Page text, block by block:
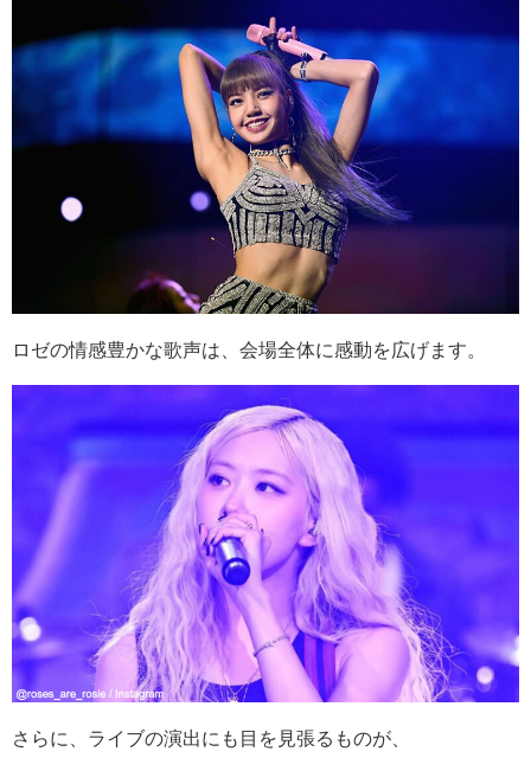
ロゼの情感豊かな歌声は、会場全体に感動を広げます。
さらに、ライブの演出にも目を見張るものが、